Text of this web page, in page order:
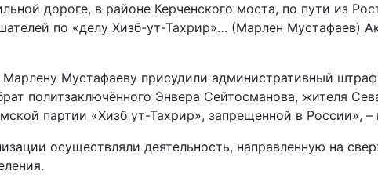
дороге, в районе Керченского моста, по пути из
по «делу Хизб-ут-Тахрир»… (Марлен Мустафаев)
Мустафаеву присудили административный
политзаключённого Энвера Сейтосманова, жителя
партии «Хизб ут-Тахрир», запрещенной в России»,
осуществляли деятельность, направленную на